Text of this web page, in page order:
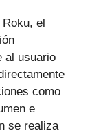
el
al usuario
como
e
se realiza